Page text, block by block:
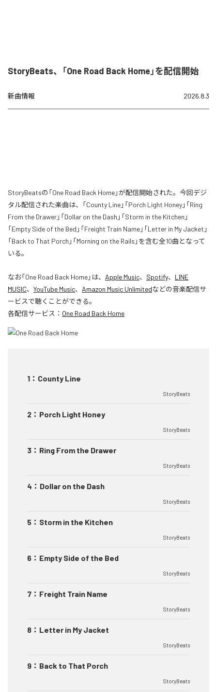
StoryBeats、「One Road Back Home」を配信開始
新曲情報 2026.8.3
StoryBeatsの「One Road Back Home」が配信開始された。今回デジ
タル配信された楽曲は、「County Line」「Porch Light Honey」「Ring
From the Drawer」「Dollar on the Dash」「Storm in the Kitchen」
「Empty Side of the Bed」「Freight Train Name」「Letter in My Jacket」
「Back to That Porch」「Morning on the Rails」を含む全10曲となって
いる。
なお「One Road Back Home」は、 Apple Music、 Spotify、 LINE
MUSIC、 YouTube Music、 Amazon Music Unlimitedなどの音楽配信サ
ービスで聴くことができる。
各配信サービス： One Road Back Home
1 ： County Line
StoryBeats
2 ： Porch Light Honey
StoryBeats
3 ： Ring From the Drawer
StoryBeats
4 ： Dollar on the Dash
StoryBeats
5 ： Storm in the Kitchen
StoryBeats
6 ： Empty Side of the Bed
StoryBeats
7 ： Freight Train Name
StoryBeats
8 ： Letter in My Jacket
StoryBeats
9 ： Back to That Porch
StoryBeats